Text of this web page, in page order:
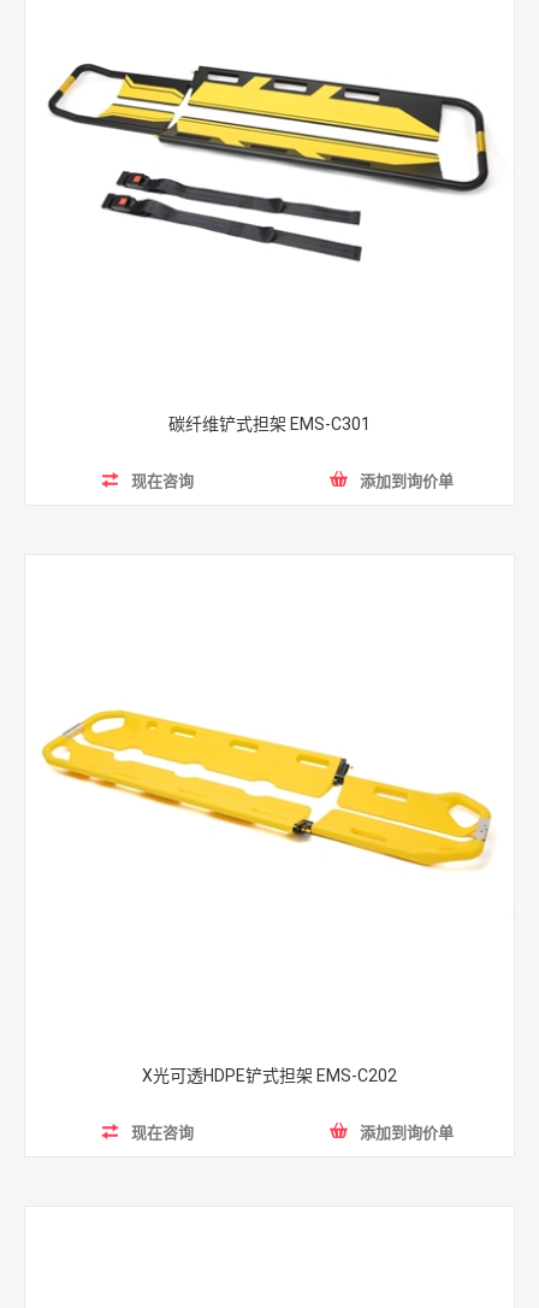
碳纤维铲式担架 EMS-C301
现在咨询 添加到询价单
X光可透HDPE铲式担架 EMS-C202
现在咨询 添加到询价单